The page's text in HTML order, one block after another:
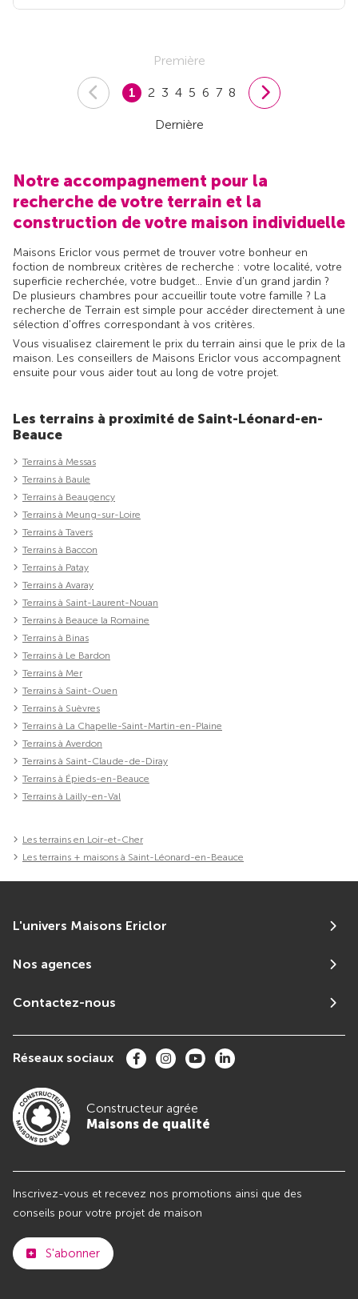
Première
1 2 3 4 5 6 7 8
Dernière
Notre accompagnement pour la
recherche de votre terrain et la
construction de votre maison individuelle
Maisons Ericlor vous permet de trouver votre bonheur en
foction de nombreux critères de recherche : votre localité, votre
superficie recherchée, votre budget... Envie d'un grand jardin ?
De plusieurs chambres pour accueillir toute votre famille ? La
recherche de Terrain est simple pour accéder directement à une
sélection d'offres correspondant à vos critères.
Vous visualisez clairement le prix du terrain ainsi que le prix de la
maison. Les conseillers de Maisons Ericlor vous accompagnent
ensuite pour vous aider tout au long de votre projet.
Les terrains à proximité de Saint-Léonard-en-
Beauce
Terrains à Messas
Terrains à Baule
Terrains à Beaugency
Terrains à Meung-sur-Loire
Terrains à Tavers
Terrains à Baccon
Terrains à Patay
Terrains à Avaray
Terrains à Saint-Laurent-Nouan
Terrains à Beauce la Romaine
Terrains à Binas
Terrains à Le Bardon
Terrains à Mer
Terrains à Saint-Ouen
Terrains à Suèvres
Terrains à La Chapelle-Saint-Martin-en-Plaine
Terrains à Averdon
Terrains à Saint-Claude-de-Diray
Terrains à Épieds-en-Beauce
Terrains à Lailly-en-Val
Les terrains en Loir-et-Cher
Les terrains + maisons à Saint-Léonard-en-Beauce
L'univers Maisons Ericlor
Nos agences
Contactez-nous
Réseaux sociaux
Constructeur agrée
Maisons de qualité
Inscrivez-vous et recevez nos promotions ainsi que des
conseils pour votre projet de maison
S'abonner